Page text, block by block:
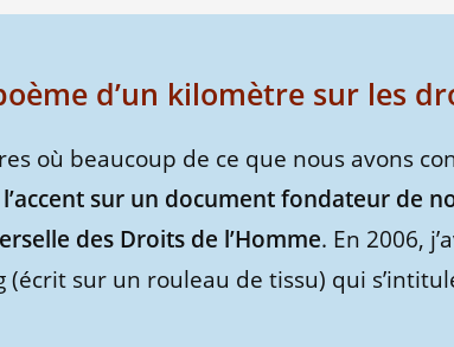
d’un kilomètre sur les
où beaucoup de ce que nous avons
sur un document fondateur de
des Droits de l’Homme. En 2006,
(écrit sur un rouleau de tissu) qui